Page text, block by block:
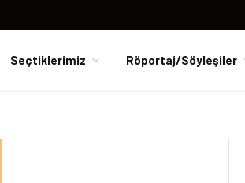
Seçtiklerimiz Röportaj/Söyleşiler